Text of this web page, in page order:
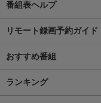
番組表ヘルプ
リモート録画予約ガイド
おすすめ番組
ランキング